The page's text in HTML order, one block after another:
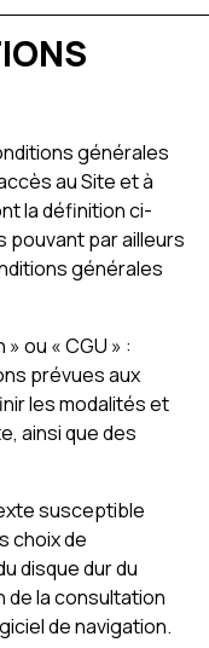
générales
au Site et à
la définition ci-
pouvant par ailleurs
générales
ou « CGU » :
prévues aux
les modalités et
ainsi que des
susceptible
choix de
disque dur du
de la consultation
de navigation.